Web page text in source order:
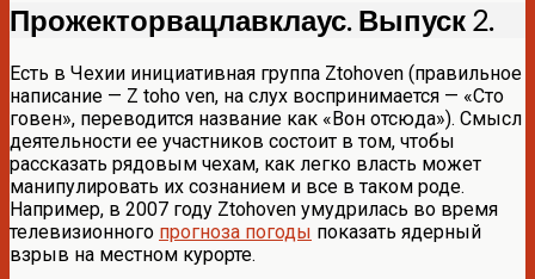
Прожекторвацлавклаус. Выпуск 2.
Есть в Чехии инициативная группа Ztohoven (правильное
написание — Z toho ven, на слух воспринимается — «Сто
говен», переводится название как «Вон отсюда»). Смысл
деятельности ее участников состоит в том, чтобы
рассказать рядовым чехам, как легко власть может
манипулировать их сознанием и все в таком роде.
Например, в 2007 году Ztohoven умудрилась во время
телевизионного прогноза погоды показать ядерный
взрыв на местном курорте.